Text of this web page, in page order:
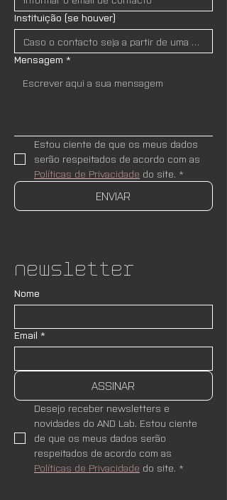
Instituição (se houver)
Mensagem *
Estou ciente de que os meus dados
Políticas de Privacidade do site. *
ENVIAR
Newsletter
Nome
Email *
ASSINAR
Desejo receber newsletters e
novidades do AND Lab. Estou ciente
de que os meus dados serão
Políticas de Privacidade do site. *